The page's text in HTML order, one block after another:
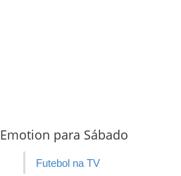
para Sábado
Futebol na TV